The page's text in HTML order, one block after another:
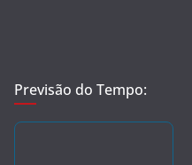
Previsão do Tempo: